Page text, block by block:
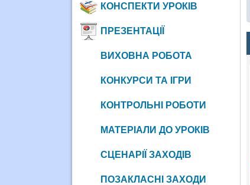
КОНСПЕКТИ УРОКІВ
ПРЕЗЕНТАЦІЇ
ВИХОВНА РОБОТА
КОНКУРСИ ТА ІГРИ
КОНТРОЛЬНІ РОБОТИ
МАТЕРІАЛИ ДО УРОКІВ
СЦЕНАРІЇ ЗАХОДІВ
ПОЗАКЛАСНІ ЗАХОДИ